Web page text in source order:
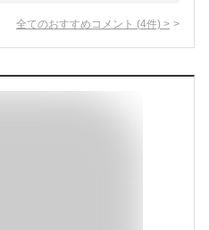
全てのおすすめコメント (4件) >